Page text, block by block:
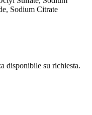
Sodium Citrate
disponibile su richiesta.